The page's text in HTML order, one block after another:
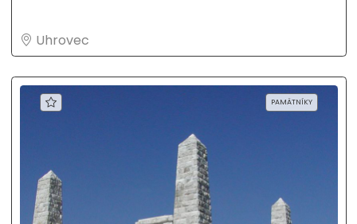
Uhrovec
PAMÄTNÍKY